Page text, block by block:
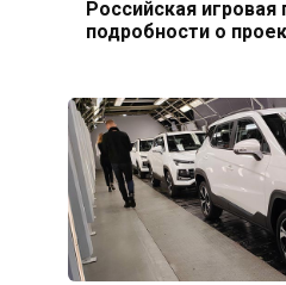
Российская игровая
подробности о